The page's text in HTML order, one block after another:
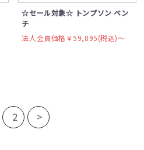
☆セール対象☆ トンプソン ベン
チ
法人会員価格￥59,895(税込)〜
2 >